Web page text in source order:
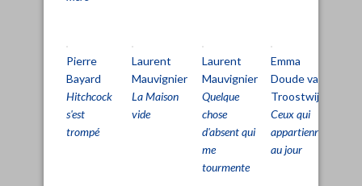
Pierre
Bayard
Hitchcock
s'est
trompé
Laurent
Mauvignier
La Maison
vide
Laurent
Mauvignier
Quelque
chose
d'absent qui
me
tourmente
Emma
Doude van
Troostwijk
Ceux qui
appartiennent
au jour